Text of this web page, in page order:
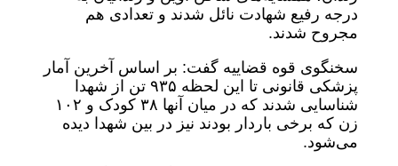
درجه رفیع شهادت نائل شدند و تعدادی هم
مجروح شدند.
سخنگوی قوه قضاییه گفت: بر اساس آخرین آمار
پزشکی قانونی تا این لحظه ۹۳۵ تن از شهدا
شناسایی شدند که در میان آنها ۳۸ کودک و ۱۰۲
زن که برخی باردار بودند نیز در بین شهدا دیده
می‌شود.